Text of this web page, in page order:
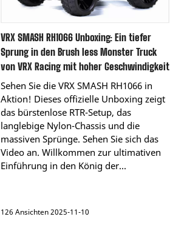
VRX SMASH RH1066 Unboxing: Ein tiefer
Sprung in den Brush less Monster Truck
von VRX Racing mit hoher Geschwindigkeit
Sehen Sie die VRX SMASH RH1066 in
Aktion! Dieses offizielle Unboxing zeigt
das bürstenlose RTR-Setup, das
langlebige Nylon-Chassis und die
massiven Sprünge. Sehen Sie sich das
Video an. Willkommen zur ultimativen
Einführung in den König der...
126 Ansichten 2025-11-10